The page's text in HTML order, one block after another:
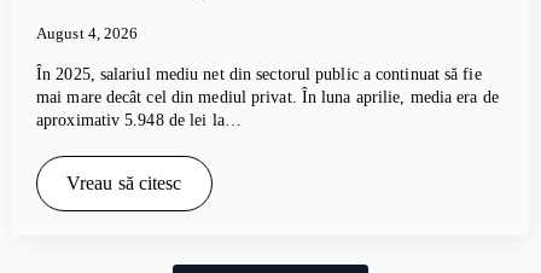
August 4, 2026
În 2025, salariul mediu net din sectorul public a continuat să fie
mai mare decât cel din mediul privat. În luna aprilie, media era de
aproximativ 5.948 de lei la…
Vreau să citesc